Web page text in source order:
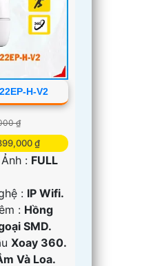
H-V2
₫
₫
: FULL
: IP Wifi.
: Hồng
SMD.
Xoay 360.
Và Loa.